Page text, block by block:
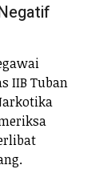
IIB Tuban